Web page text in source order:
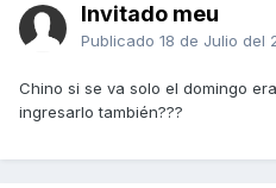
Invitado meu
Publicado 18 de Julio del
Chino si se va solo el domingo
ingresarlo también???